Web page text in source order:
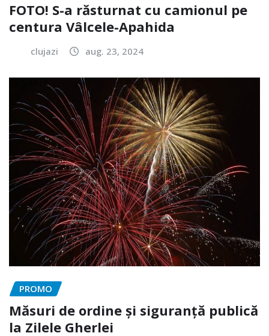
FOTO! S-a răsturnat cu camionul pe
centura Vâlcele-Apahida
clujazi aug. 23, 2024
PROMO
Măsuri de ordine și siguranță publică
la Zilele Gherlei